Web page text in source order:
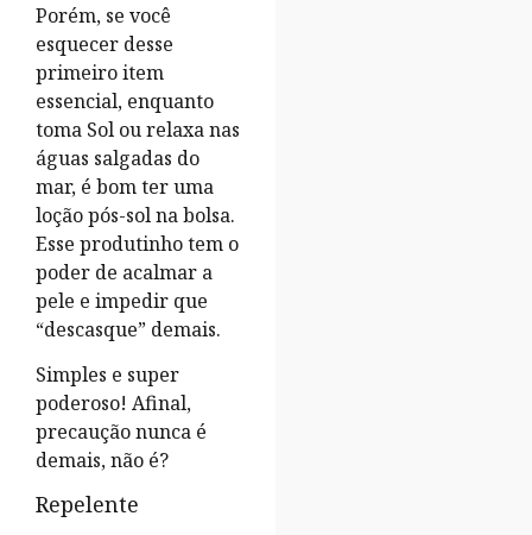
Porém, se você
esquecer desse
primeiro item
essencial, enquanto
toma Sol ou relaxa nas
águas salgadas do
mar, é bom ter uma
loção pós-sol na bolsa.
Esse produtinho tem o
poder de acalmar a
pele e impedir que
“descasque” demais.
Simples e super
poderoso! Afinal,
precaução nunca é
demais, não é?
Repelente